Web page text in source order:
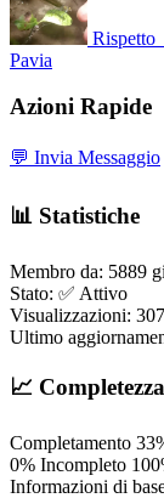
Pavia
Azioni Rapide
💬 Invia Messaggio
📊 Statistiche
Membro da: 5889
Stato: ✅ Attivo
Visualizzazioni: 307
Ultimo
📈
Completamento
0% Incompleto
Informazioni di